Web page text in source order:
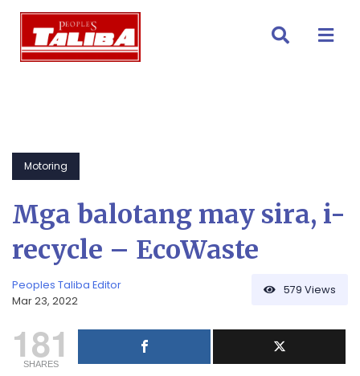
Skip
content
Motoring
Mga balotang may sira, i-
recycle – EcoWaste
Peoples Taliba Editor
Mar 23, 2022
579 Views
181
SHARES